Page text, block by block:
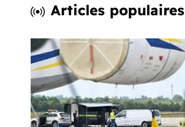
Articles populaires